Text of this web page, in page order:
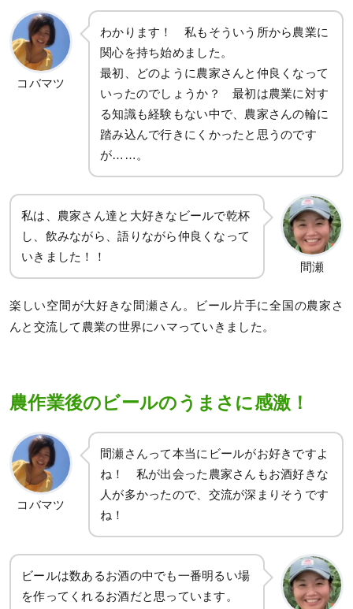
コバマツ
わかります！ 私もそういう所から農業に
関心を持ち始めました。
最初、どのように農家さんと仲良くなって
いったのでしょうか？ 最初は農業に対す
る知識も経験もない中で、農家さんの輪に
踏み込んで行きにくかったと思うのです
が……。
私は、農家さん達と大好きなビールで乾杯
し、飲みながら、語りながら仲良くなって
いきました！！
間瀬
楽しい空間が大好きな間瀬さん。ビール片手に全国の農家さ
んと交流して農業の世界にハマっていきました。
農作業後のビールのうまさに感激！
コバマツ
間瀬さんって本当にビールがお好きですよ
ね！ 私が出会った農家さんもお酒好きな
人が多かったので、交流が深まりそうです
ね！
ビールは数あるお酒の中でも一番明るい場
を作ってくれるお酒だと思っています。